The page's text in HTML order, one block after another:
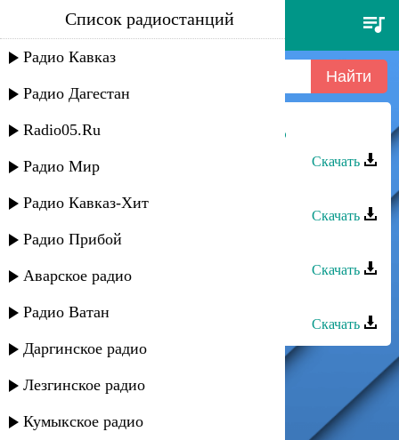
анзор хусинов -
гъурыгъуапщкiуэ
Список радиостанций
Радио Кавказ
Радио Дагестан
Radio05.Ru
Радио Мир
Радио Кавказ-Хит
Радио Прибой
Аварское радио
Радио Ватан
Даргинское радио
Лезгинское радио
Кумыкское радио
Анзор Хусинов - Гъурыгъуапщкlуэ
Скачать
Скачать
Анзор Хусинов - Балдею
Скачать
Скачать